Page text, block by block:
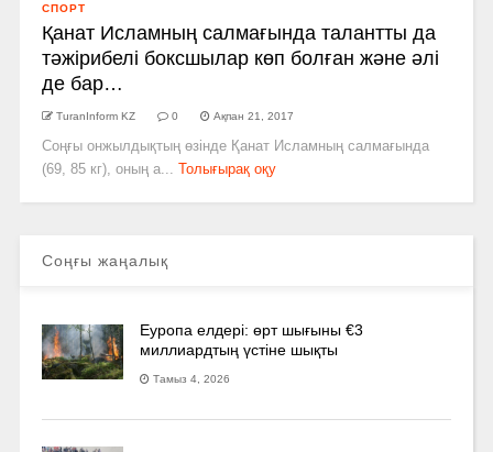
СПОРТ
Қанат Исламның салмағында талантты да
тәжірибелі боксшылар көп болған және әлі
де бар…
TuranInform KZ 0 Ақпан 21, 2017
Соңғы онжылдықтың өзінде Қанат Исламның салмағында
(69, 85 кг), оның а...
Толығырақ оқу
Соңғы жаңалық
Еуропа елдері: өрт шығыны €3
миллиардтың үстіне шықты
Тамыз 4, 2026